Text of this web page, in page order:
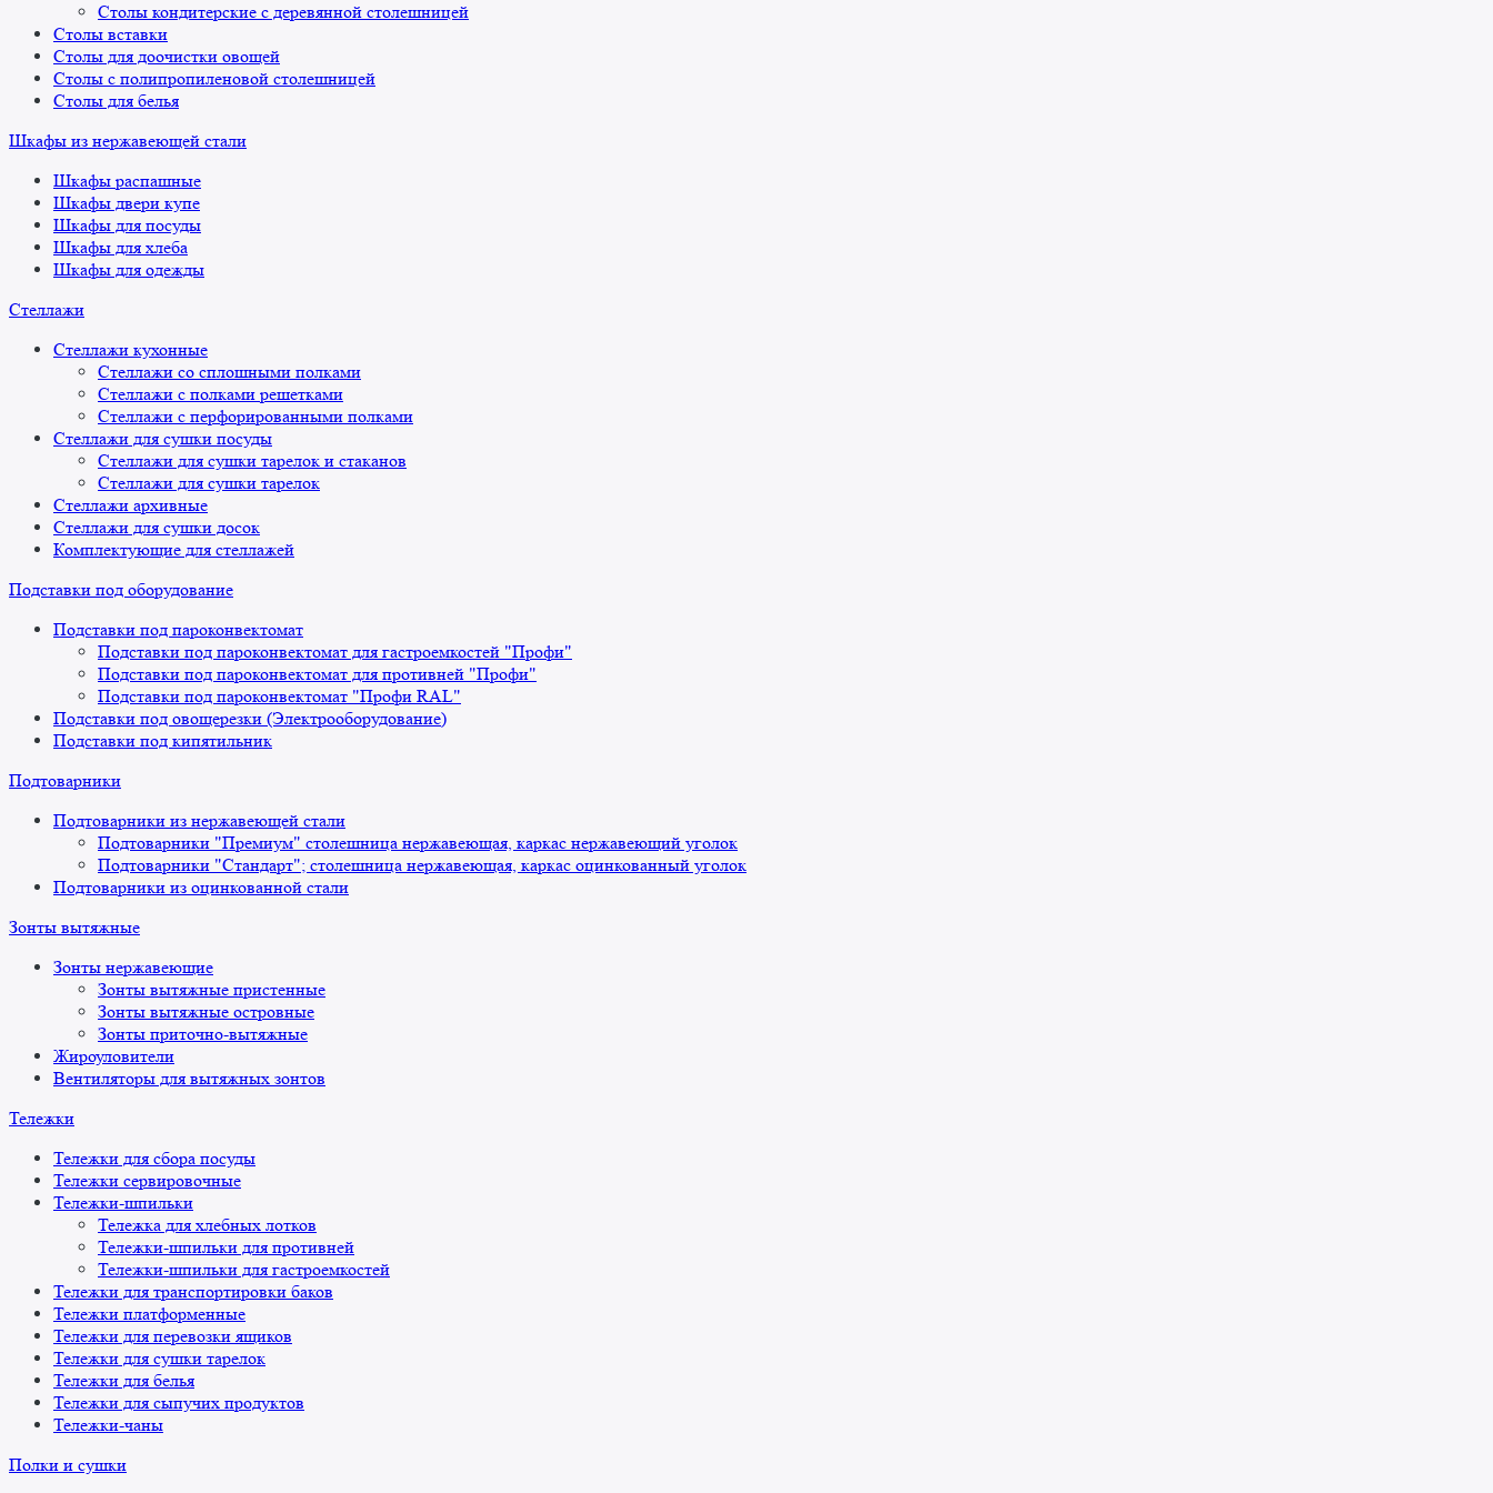
Столы кондитерские с деревянной столешницей
Столы вставки
Столы для доочистки овощей
Столы с полипропиленовой столешницей
Столы для белья
Шкафы из нержавеющей стали
Шкафы распашные
Шкафы двери купе
Шкафы для посуды
Шкафы для хлеба
Шкафы для одежды
Стеллажи
Стеллажи кухонные
Стеллажи со сплошными полками
Стеллажи с полками решетками
Стеллажи с перфорированными полками
Стеллажи для сушки посуды
Стеллажи для сушки тарелок и стаканов
Стеллажи для сушки тарелок
Стеллажи архивные
Стеллажи для сушки досок
Комплектующие для стеллажей
Подставки под оборудование
Подставки под пароконвектомат
Подставки под пароконвектомат для гастроемкостей "Профи"
Подставки под пароконвектомат для противней "Профи"
Подставки под пароконвектомат "Профи RAL"
Подставки под овощерезки (Электрооборудование)
Подставки под кипятильник
Подтоварники
Подтоварники из нержавеющей стали
Подтоварники "Премиум" столешница нержавеющая, каркас нержавеющий уголок
Подтоварники "Стандарт"; столешница нержавеющая, каркас оцинкованный уголок
Подтоварники из оцинкованной стали
Зонты вытяжные
Зонты нержавеющие
Зонты вытяжные пристенные
Зонты вытяжные островные
Зонты приточно-вытяжные
Жироуловители
Вентиляторы для вытяжных зонтов
Тележки
Тележки для сбора посуды
Тележки сервировочные
Тележки-шпильки
Тележка для хлебных лотков
Тележки-шпильки для противней
Тележки-шпильки для гастроемкостей
Тележки для транспортировки баков
Тележки платформенные
Тележки для перевозки ящиков
Тележки для сушки тарелок
Тележки для белья
Тележки для сыпучих продуктов
Тележки-чаны
Полки и сушки